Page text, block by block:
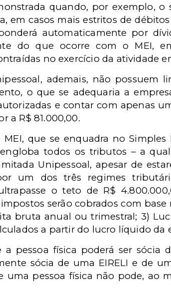
quando, por exemplo,
em casos mais estritos de
automaticamente por
do que ocorre com o MEI,
no exercício da atividade
ademais, não possuem
o que se adequaria a
e contar com apenas
a R$ 81.000,00.
que se enquadra no
todos os tributos – a qual
Unipessoal, apesar de
um dos três regimes
o teto de R$
serão cobrados com
bruta anual ou trimestral; 3)
a partir do lucro líquido da
a pessoa física poderá ser sócia
sócia de uma EIRELI e de
uma pessoa física não pode, ao